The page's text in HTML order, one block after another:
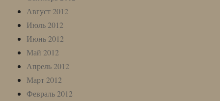
Август 2012
Июль 2012
Июнь 2012
Май 2012
Апрель 2012
Март 2012
Февраль 2012